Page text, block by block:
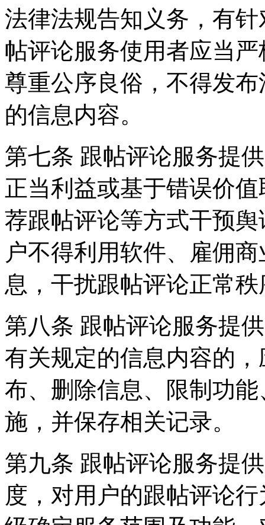
法律法规告知义务，有
帖评论服务使用者应当
尊重公序良俗，不得发
的信息内容。
第七条 跟帖评论服务提
正当利益或基于错误价
荐跟帖评论等方式干预
户不得利用软件、雇佣
息，干扰跟帖评论正常
第八条 跟帖评论服务提
有关规定的信息内容的
布、删除信息、限制功
施，并保存相关记录。
第九条 跟帖评论服务提
度，对用户的跟帖评论